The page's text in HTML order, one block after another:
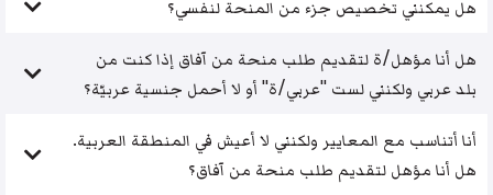
هل يمكنني تخصيص جزء من المنحة لنفسي؟
هل أنا مؤهل/ة لتقديم طلب منحة من آفاق إذا كنت من
بلد عربي ولكنني لست "عربي/ة" أو لا أحمل جنسية عربيّة؟
أنا أتناسب مع المعايير ولكنني لا أعيش في المنطقة العربية.
هل أنا مؤهل لتقديم طلب منحة من آفاق؟